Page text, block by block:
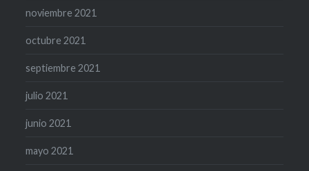
noviembre 2021
octubre 2021
septiembre 2021
julio 2021
junio 2021
mayo 2021